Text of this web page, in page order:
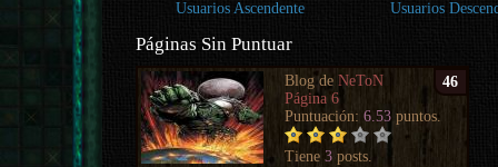
Usuarios Ascendente Usuarios
Páginas Sin Puntuar
46
Blog deNeToN
Página 6
Puntuación:6.53 puntos.
Tiene3 posts.